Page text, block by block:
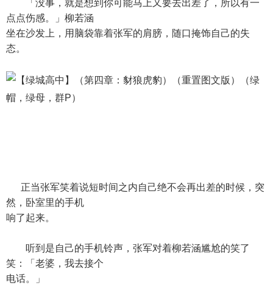
「没事，就是想到你可能马上又要去出差了，所以有一
点点伤感。」柳若涵
坐在沙发上，用脑袋靠着张军的肩膀，随口掩饰自己的失
态。
正当张军笑着说短时间之内自己绝不会再出差的时候，突
然，卧室里的手机
响了起来。
听到是自己的手机铃声，张军对着柳若涵尴尬的笑了
笑：「老婆，我去接个
电话。」